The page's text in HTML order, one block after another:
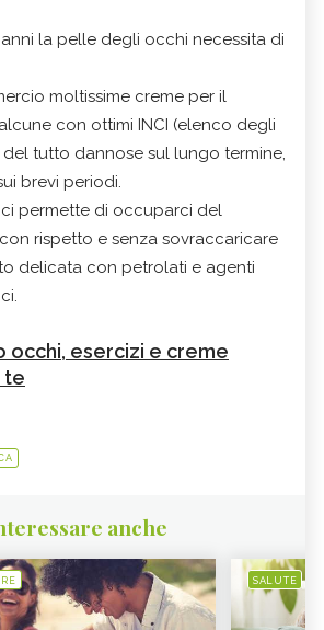
la pelle degli occhi necessita di
moltissime creme per il
con ottimi INCI (elenco degli
tutto dannose sul lungo termine,
brevi periodi.
ci permette di occuparci del
con rispetto e senza sovraccaricare
delicata con petrolati e agenti
occhi, esercizi e creme
te
anche
SALUTE